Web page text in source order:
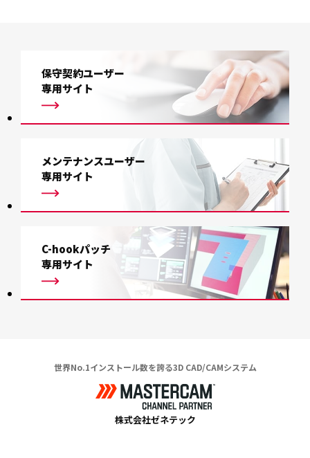
保守契約ユーザー
専用サイト
メンテナンスユーザー
専用サイト
C-hookパッチ
専用サイト
世界No.1インストール数を誇る3D CAD/CAMシステム
株式会社ゼネテック